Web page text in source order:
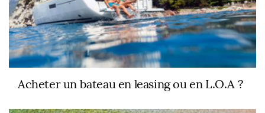
Acheter un bateau en leasing ou en L.O.A ?